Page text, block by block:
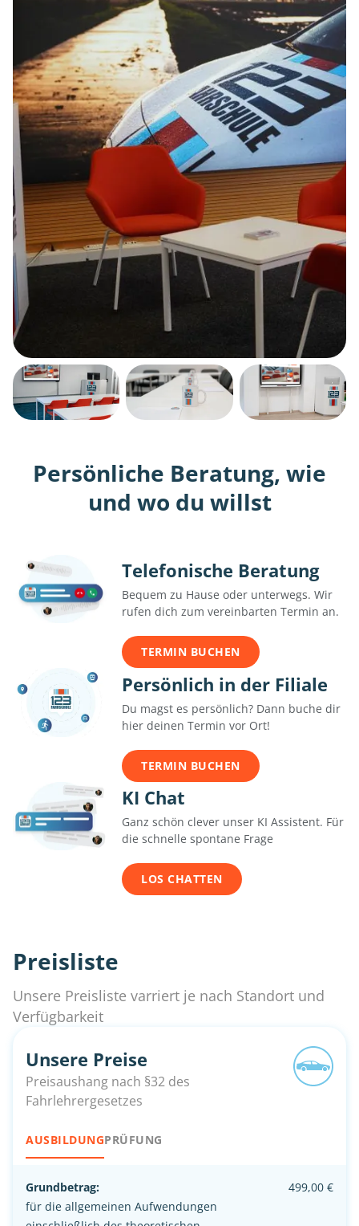
Persönliche Beratung, wie
und wo du willst
Telefonische Beratung
Bequem zu Hause oder unterwegs. Wir
rufen dich zum vereinbarten Termin an.
TERMIN BUCHEN
Persönlich in der Filiale
Du magst es persönlich? Dann buche dir
hier deinen Termin vor Ort!
TERMIN BUCHEN
KI Chat
Ganz schön clever unser KI Assistent. Für
die schnelle spontane Frage
LOS CHATTEN
Preisliste
Unsere Preisliste varriert je nach Standort und
Verfügbarkeit
Unsere Preise
Preisaushang nach §32 des
Fahrlehrergesetzes
AUSBILDUNGPRÜFUNG
Grundbetrag:
für die allgemeinen Aufwendungen
499,00 €